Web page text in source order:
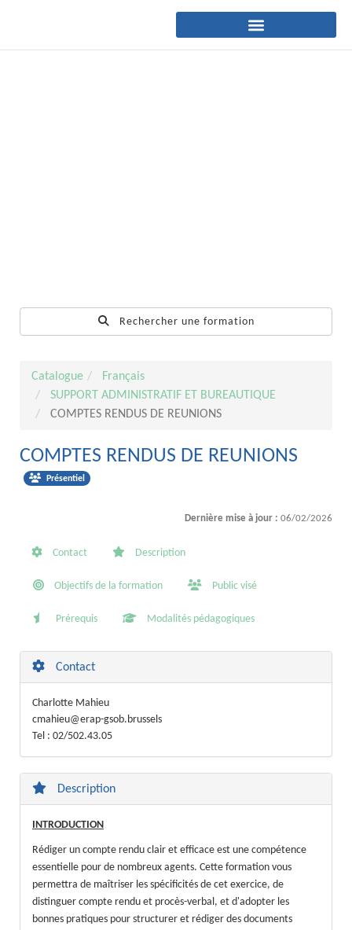
Rechercher une formation
Catalogue
Français
SUPPORT ADMINISTRATIF ET BUREAUTIQUE
COMPTES RENDUS DE REUNIONS
COMPTES RENDUS DE REUNIONS
Présentiel
Dernière mise à jour : 06/02/2026
Contact Description
Objectifs de la formation Public visé
Prérequis Modalités pédagogiques
Contact
Charlotte Mahieu
cmahieu@erap-gsob.brussels
Tel : 02/502.43.05
Description
INTRODUCTION
Rédiger un compte rendu clair et efficace est une compétence
essentielle pour de nombreux agents. Cette formation vous
permettra de maîtriser les spécificités de cet exercice, de
distinguer compte rendu et procès-verbal, et d'adopter les
bonnes pratiques pour structurer et rédiger des documents